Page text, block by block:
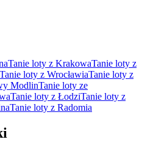
Tanie loty z KrakowaTanie loty z
Tanie loty z WrocławiaTanie loty z
ModlinTanie loty ze
Tanie loty z ŁodziTanie loty z
Tanie loty z Radomia